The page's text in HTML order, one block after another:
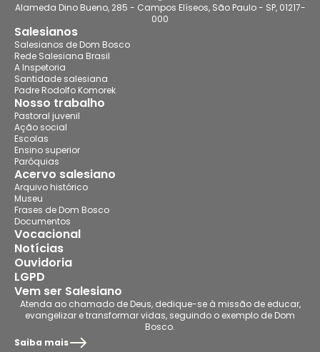
Alameda Dino Bueno, 285 - Campos Elíseos, São Paulo - SP, 01217-
000
Salesianos
Salesianos de Dom Bosco
Rede Salesiana Brasil
A Inspetoria
Santidade salesiana
Padre Rodolfo Komorek
Nosso trabalho
Pastoral juvenil
Ação social
Escolas
Ensino superior
Paróquias
Acervo salesiano
Arquivo histórico
Museu
Frases de Dom Bosco
Documentos
Vocacional
Notícias
Ouvidoria
LGPD
Vem ser Salesiano
Atenda ao chamado de Deus, dedique-se à missão de educar,
evangelizar e transformar vidas, seguindo o exemplo de Dom
Bosco.
Saiba mais